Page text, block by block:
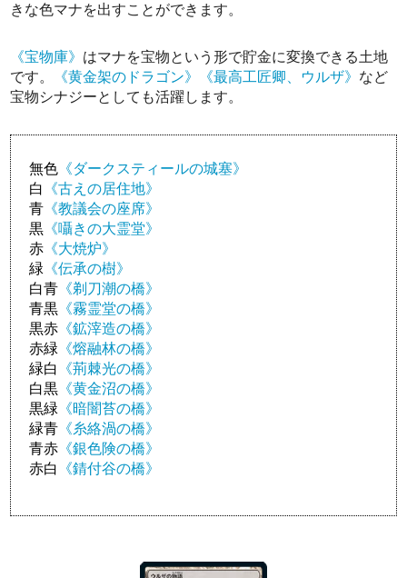
きな色マナを出すことができます。
《宝物庫》 はマナを宝物という形で貯金に変換できる土地
です。
《黄金架のドラゴン》 《最高工匠卿、ウルザ》 など
宝物シナジーとしても活躍します。
無色 《ダークスティールの城塞》
白 《古えの居住地》
青 《教議会の座席》
黒 《囁きの大霊堂》
赤 《大焼炉》
緑 《伝承の樹》
白青 《剃刀潮の橋》
青黒 《霧霊堂の橋》
黒赤 《鉱滓造の橋》
赤緑 《熔融林の橋》
緑白 《荊棘光の橋》
白黒 《黄金沼の橋》
黒緑 《暗闇苔の橋》
緑青 《糸絡渦の橋》
青赤 《銀色険の橋》
赤白 《錆付谷の橋》